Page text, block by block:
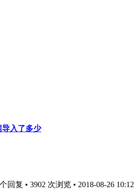
导入了多少
回复 • 3902 次浏览 • 2018-08-26 10:12